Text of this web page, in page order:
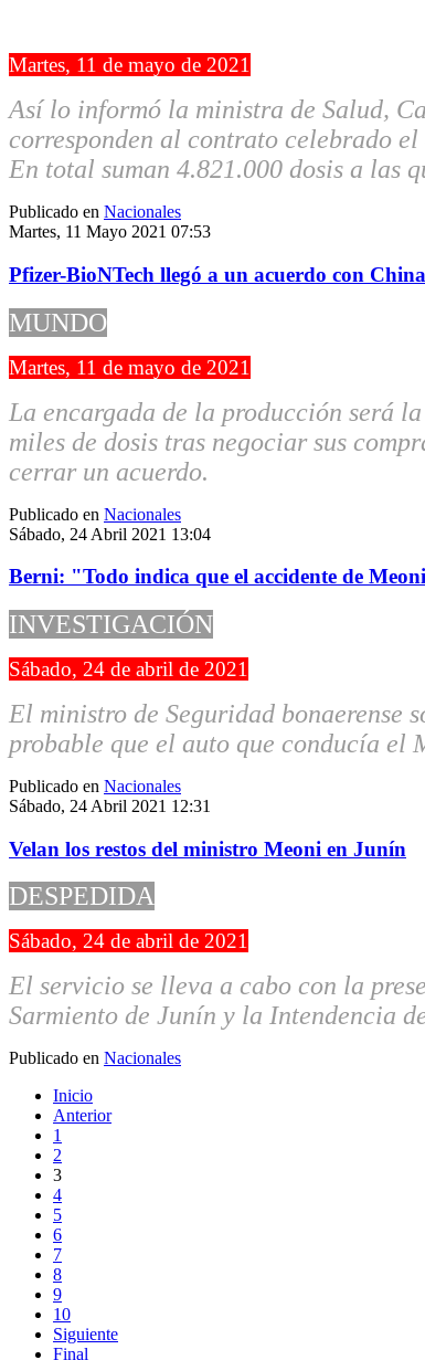
Martes, 11 de mayo de 2021
Así lo informó la ministra de Salud,
corresponden al contrato celebrado
En total suman 4.821.000 dosis a las
Publicado en Nacionales
Martes, 11 Mayo 2021 07:53
Pfizer-BioNTech llegó a un acuerdo con
MUNDO
Martes, 11 de mayo de 2021
La encargada de la producción será
miles de dosis tras negociar sus
cerrar un acuerdo.
Publicado en Nacionales
Sábado, 24 Abril 2021 13:04
Berni: "Todo indica que el accidente de
INVESTIGACIÓN
Sábado, 24 de abril de 2021
El ministro de Seguridad bonaerense
probable que el auto que conducía el
Publicado en Nacionales
Sábado, 24 Abril 2021 12:31
Velan los restos del ministro Meoni en Junín
DESPEDIDA
Sábado, 24 de abril de 2021
El servicio se lleva a cabo con la
Sarmiento de Junín y la Intendencia
Publicado en Nacionales
Inicio
Anterior
1
2
3
4
5
6
7
8
9
10
Siguiente
Final